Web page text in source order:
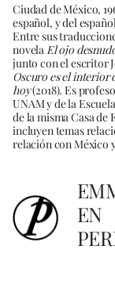
Ciudad de México,
español, y del
Entre sus
novelaEl ojo
junto con el escritor
Oscuro es el interior
hoy(2018). Es
UNAM y de la
de la misma Casa de
incluyen temas
relación con México
EN